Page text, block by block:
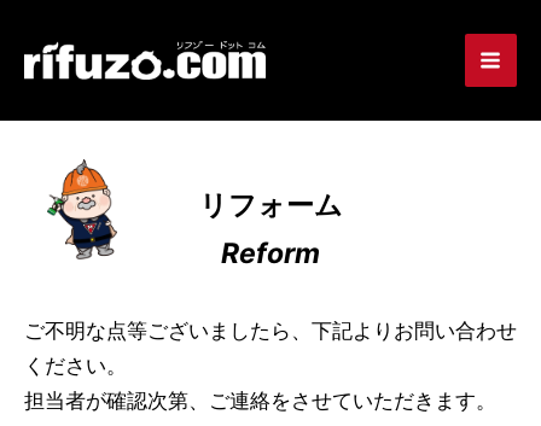
リフォーム
Reform
ご不明な点等ございましたら、下記よりお問い合わせ
ください。
担当者が確認次第、ご連絡をさせていただきます。